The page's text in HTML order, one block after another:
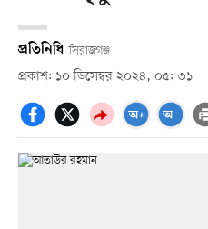
প্রতিনিধি সিরাজগঞ্জ
প্রকাশ: ১০ ডিসেম্বর ২০২৪, ০৫: ৩১